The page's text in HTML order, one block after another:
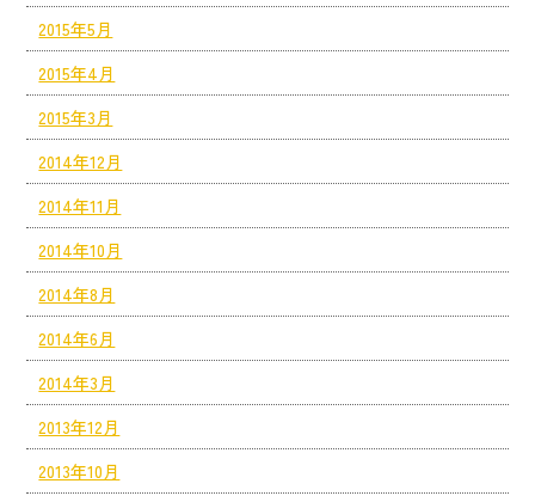
2015年5月
2015年4月
2015年3月
2014年12月
2014年11月
2014年10月
2014年8月
2014年6月
2014年3月
2013年12月
2013年10月